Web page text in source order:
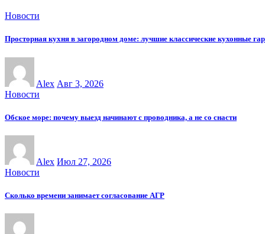
Новости
Просторная кухня в загородном доме: лучшие классические кухонные
Alex Авг 3, 2026
Новости
Обское море: почему выезд начинают с проводника, а не со снасти
Alex Июл 27, 2026
Новости
Сколько времени занимает согласование АГР